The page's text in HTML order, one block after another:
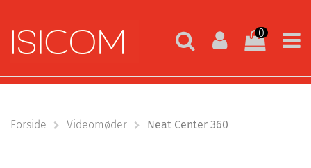
0
Forside Videomøder Neat Center 360